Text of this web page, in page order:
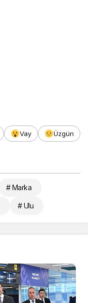
Vay
Üzgün
# Marka
# Ulu